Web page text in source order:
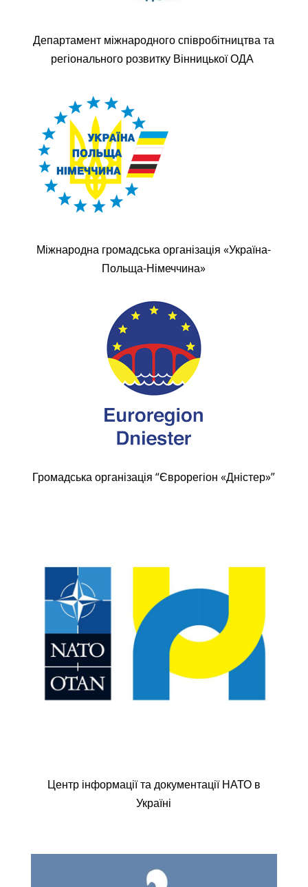
Департамент міжнародного співробітництва та
регіонального розвитку Вінницької ОДА
Міжнародна громадська організація «Україна-
Польща-Німеччина»
Громадська організація “Єврорегіон «Дністер»”
Центр інформації та документації НАТО в
Україні